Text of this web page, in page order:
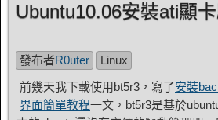
Ubuntu10.06安裝ati顯
發布者R0uter
Linux
前幾天我下載使用bt5r3，寫了安裝
界面簡單教程一文，bt5r3是基於